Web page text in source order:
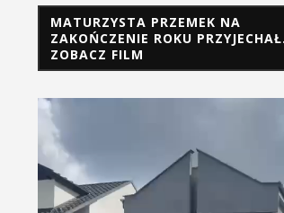
MATURZYSTA PRZEMEK NA
ZAKOŃCZENIE ROKU
ZOBACZ FILM
Odtwarzacz
video